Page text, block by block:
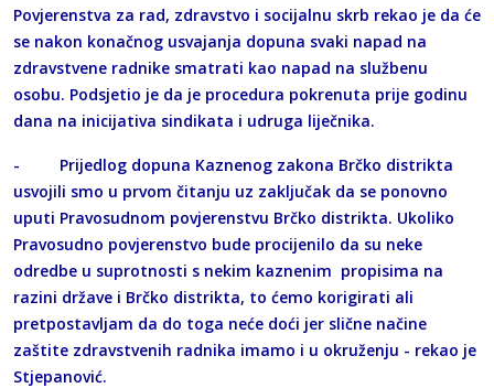
Povjerenstva za rad, zdravstvo i socijalnu skrb rekao je da će
se nakon konačnog usvajanja dopuna svaki napad na
zdravstvene radnike smatrati kao napad na službenu
osobu. Podsjetio je da je procedura pokrenuta prije godinu
dana na inicijativa sindikata i udruga liječnika.
- Prijedlog dopuna Kaznenog zakona Brčko distrikta
usvojili smo u prvom čitanju uz zaključak da se ponovno
uputi Pravosudnom povjerenstvu Brčko distrikta. Ukoliko
Pravosudno povjerenstvo bude procijenilo da su neke
odredbe u suprotnosti s nekim kaznenim propisima na
razini države i Brčko distrikta, to ćemo korigirati ali
pretpostavljam da do toga neće doći jer slične načine
zaštite zdravstvenih radnika imamo i u okruženju - rekao je
Stjepanović.